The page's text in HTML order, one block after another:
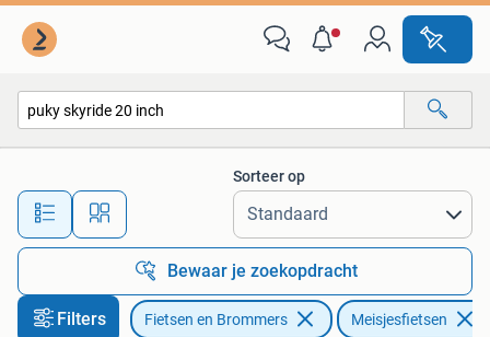
Alle afstanden…
Sorteer op
Bewaar je zoekopdracht
Filters Fietsen en Brommers Meisjesfietsen